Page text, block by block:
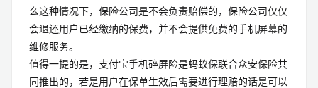
么这种情况下，保险公司是不会负责赔偿的，保险公司仅仅
会退还用户已经缴纳的保费，并不会提供免费的手机屏幕的
维修服务。
值得一提的是，支付宝手机碎屏险是蚂蚁保联合众安保险共
同推出的，若是用户在保单生效后需要进行理赔的话是可以